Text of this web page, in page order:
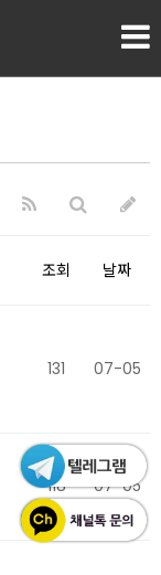
조회 날짜
131 07-05
118 07-05